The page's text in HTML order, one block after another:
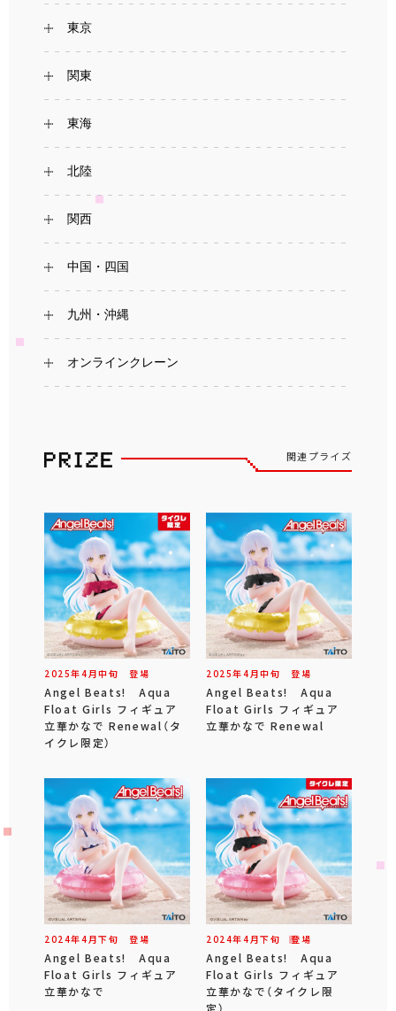
東京
関東
東海
北陸
関西
中国・四国
九州・沖縄
オンラインクレーン
関連プライズ
2025年4 月中旬 登場
Angel Beats! Aqua
Float Girls フィギュア
立華かなで Renewal（タ
イクレ限定）
2025年4 月中旬 登場
Angel Beats! Aqua
Float Girls フィギュア
立華かなで Renewal
2024年4 月下旬 登場
Angel Beats! Aqua
Float Girls フィギュア
立華かなで
2024年4 月下旬 登場
Angel Beats! Aqua
Float Girls フィギュア
立華かなで（タイクレ限